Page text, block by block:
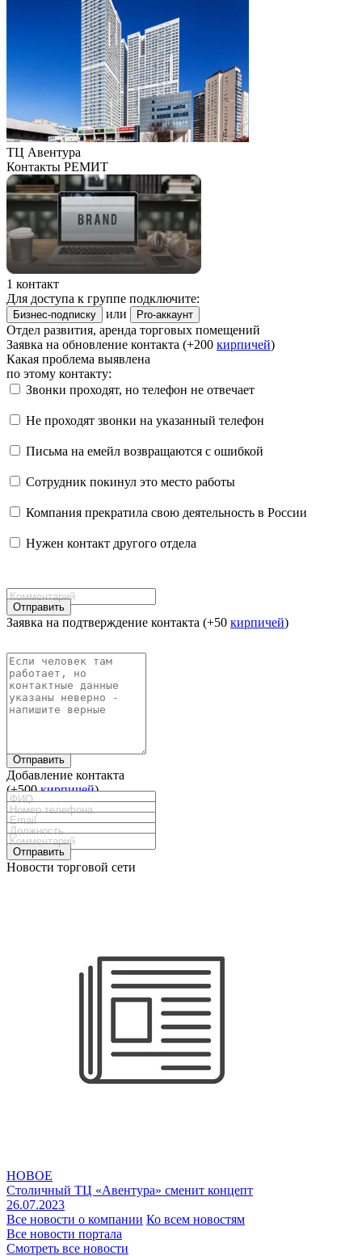
ТЦ Авентура
Контакты РЕМИТ
1 контакт
Для доступа к группе подключите:
Бизнес-подписку или Pro-аккаунт
Отдел развития, аренда торговых помещений
Заявка на обновление контакта (+200 кирпичей)
Какая проблема выявлена
по этому контакту:
Звонки проходят, но телефон не отвечает
Не проходят звонки на указанный телефон
Письма на емейл возвращаются с ошибкой
Сотрудник покинул это место работы
Компания прекратила свою деятельность в России
Нужен контакт другого отдела
Отправить
Заявка на подтверждение контакта (+50 кирпичей)
Отправить
Добавление контакта
(+500кирпичей)
Отправить
Новости торговой сети
НОВОЕ
Столичный ТЦ «Авентура» сменит концепт
26.07.2023
Все новости о компании Ко всем новостям
Все новости портала
Смотреть все новости